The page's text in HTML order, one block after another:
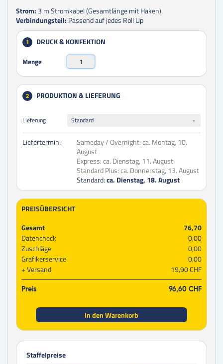
Strom: 3 m Stromkabel (Gesamtlänge mit Haken)
Verbindungsteil: Passend auf jedes Roll Up
1 DRUCK & KONFEKTION
Menge
2 PRODUKTION & LIEFERUNG
Lieferung Standard
Liefertermin: Sameday / Overnight:ca. Montag, 10.
August
Express:ca. Dienstag, 11. August
Standard Plus:ca. Donnerstag, 13. August
Standard:ca. Dienstag, 18. August
PREISÜBERSICHT
Gesamt
76,70
Datencheck
0,00
Zuschläge
0,00
Grafikerservice
0,00
Versand
19,90 CHF
Preis 96,60 CHF
In den Warenkorb
Staffelpreise